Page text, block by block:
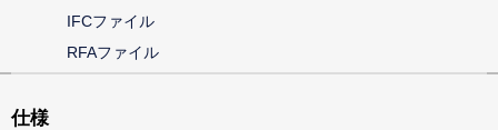
IFCファイル
RFAファイル
仕様